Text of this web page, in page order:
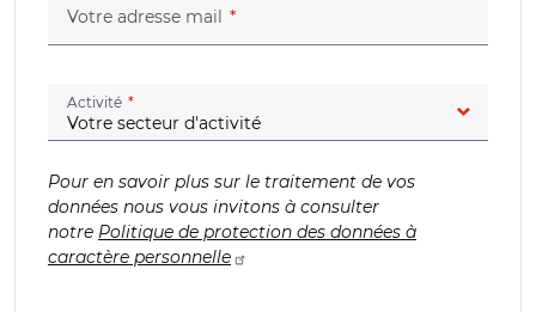
Votre adresse mail (champ obligatoire)
Activité (champ obligatoire)
Pour en savoir plus sur le traitement de vos
données nous vous invitons à consulter
notre Politique de protection des données à
caractère personnelle